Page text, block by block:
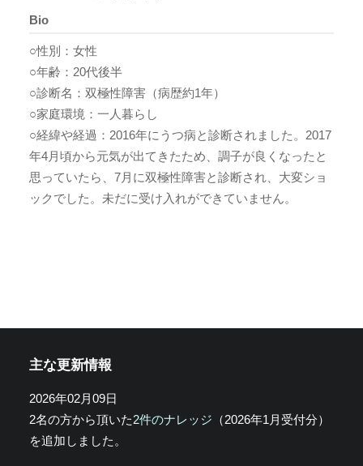
Bio
○性別：女性
○年齢：20代後半
○診断名：双極性障害（病歴約1年）
○家庭環境：一人暮らし
○経緯や経過：2016年にうつ病と診断されました。2017
年4月頃から元気が出てきたため、調子が良くなったと
思っていたら、7月に双極性障害と診断され、大変ショ
ックでした。未だに受け入れができていません。
主な更新情報
2026年02月09日
2名の方から頂いた2件のナレッジ （2026年1月受付分）
を追加しました。